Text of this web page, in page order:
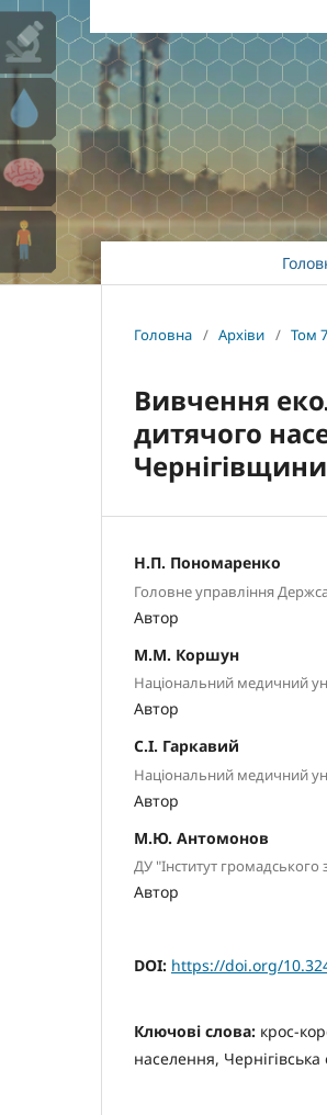
Головна / Архіви / Том
Вивчення
дитячого
Чернігівщини
Н.П. Пономаренко
Головне управління
Автор
М.М. Коршун
Національний медичний
Автор
С.І. Гаркавий
Національний медичний
Автор
М.Ю. Антомонов
ДУ "Інститут
Автор
DOI: https://doi.org/
Ключові слова: крос-
населення, Чернігівська